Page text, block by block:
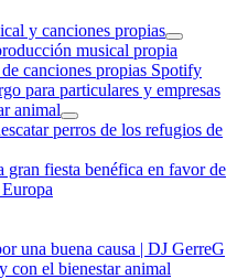
y canciones propias
musical propia
canciones propias Spotify
para particulares y empresas
animal
perros de los refugios de
gran fiesta benéfica en favor de
una buena causa | DJ GerreG
con el bienestar animal